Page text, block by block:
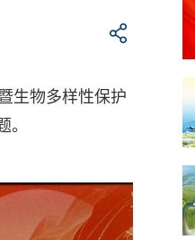
生物多样性保护
。